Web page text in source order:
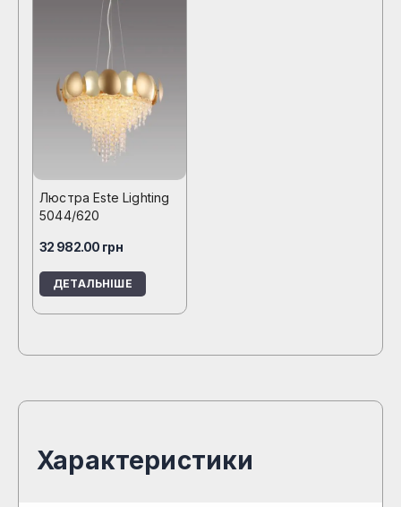
Люстра Este Lighting
5044/620
32 982.00 грн
ДЕТАЛЬНІШЕ
Характеристики